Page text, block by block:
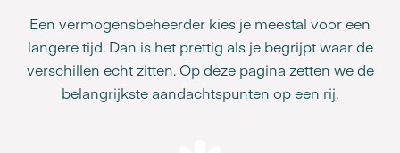
Een vermogensbeheerder kies je meestal voor een
langere tijd. Dan is het prettig als je begrijpt waar de
verschillen echt zitten. Op deze pagina zetten we de
belangrijkste aandachtspunten op een rij.